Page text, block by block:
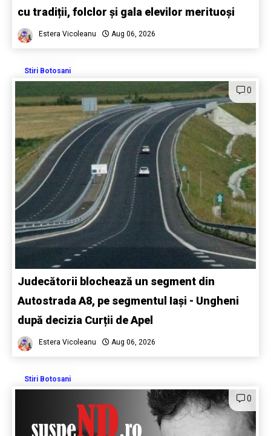
cu tradiții, folclor și gala elevilor merituoși
Estera Vicoleanu Aug 06, 2026
Stiri Botosani
0
Judecătorii blochează un segment din
Autostrada A8, pe segmentul Iași - Ungheni
după decizia Curții de Apel
Estera Vicoleanu Aug 06, 2026
Stiri Botosani
0